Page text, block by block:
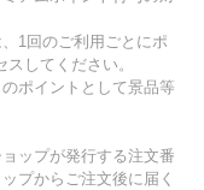
1回のご利用ごとにポ
してください。
ポイントとして景品等
ップが発行する注文番
プからご注文後に届く